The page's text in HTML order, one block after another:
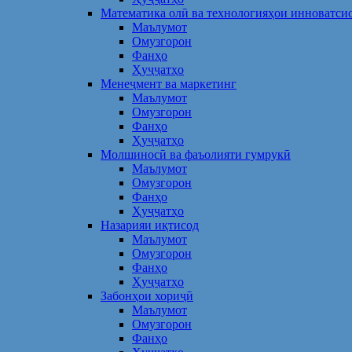
Математика олӣ ва технологияҳои
Маълумот
Омузгорон
Фанҳо
Ҳуҷҷатҳо
Менеҷмент ва маркетинг
Маълумот
Омузгорон
Фанҳо
Ҳуҷҷатҳо
Молшиносӣ ва фаъолияти гумрукӣ
Маълумот
Омузгорон
Фанҳо
Ҳуҷҷатҳо
Назарияи иқтисод
Маълумот
Омузгорон
Фанҳо
Ҳуҷҷатҳо
Забонҳои хориҷӣ
Маълумот
Омузгорон
Фанҳо